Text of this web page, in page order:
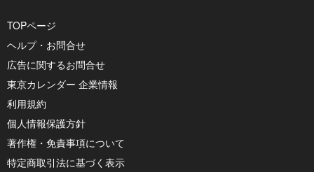
TOPページ
ヘルプ・お問合せ
広告に関するお問合せ
東京カレンダー 企業情報
利用規約
個人情報保護方針
著作権・免責事項について
特定商取引法に基づく表示